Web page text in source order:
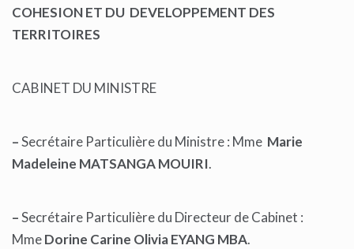
COHESION ET DU DEVELOPPEMENT DES
TERRITOIRES
CABINET DU MINISTRE
–Secrétaire Particulière du Ministre : Mme Marie
Madeleine MATSANGA MOUIRI.
–Secrétaire Particulière du Directeur de Cabinet :
MmeDorine Carine Olivia EYANG MBA.